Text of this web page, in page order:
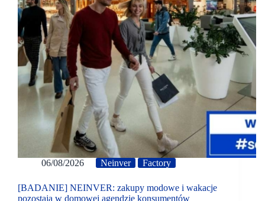
06/08/2026 Neinver Factory
[BADANIE] NEINVER: zakupy modowe i wakacje
pozostają w domowej agendzie konsumentów